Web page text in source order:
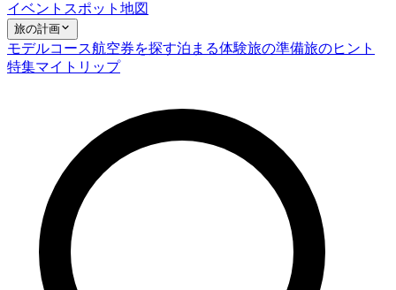
イベント スポット 地図
旅の計画
モデルコース航空券を探す泊まる体験旅の準備旅のヒント
特集マイトリップ